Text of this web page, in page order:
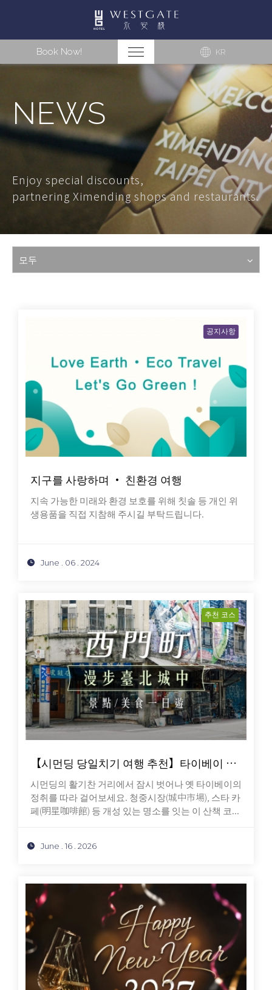
NEWS
Enjoy special discounts,
partnering Ximending shops and restaurants.
모두
공지사항
지구를 사랑하며 · 친환경 여행
지속 가능한 미래와 환경 보호를 위해 칫솔 등 개인 위
생용품을 직접 지참해 주시길 부탁드립니다.
June . 06 . 2024
추천 코스
【시먼딩 당일치기 여행 추천】타이베이 도심 산책｜시먼딩 다음엔 어디로? 옛 타이베이의 매력을 만날 수 있는 필수 명소 5곳
시먼딩의 활기찬 거리에서 잠시 벗어나 옛 타이베이의
정취를 따라 걸어보세요. 청중시장(城中市場), 스타 카
페(明星咖啡館) 등 개성 있는 명소를 잇는 이 산책 코...
June . 16 . 2026
Book Now! KR